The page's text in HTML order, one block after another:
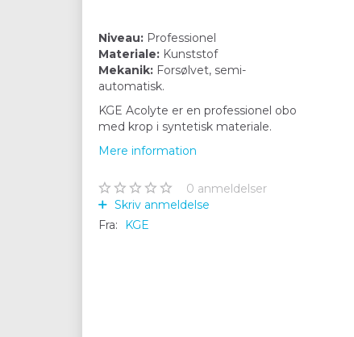
Niveau: Professionel
Materiale: Kunststof
Mekanik: Forsølvet, semi-
automatisk.
KGE Acolyte er en professionel obo
med krop i syntetisk materiale.
Mere information
0 anmeldelser
Skriv anmeldelse
Fra:
KGE